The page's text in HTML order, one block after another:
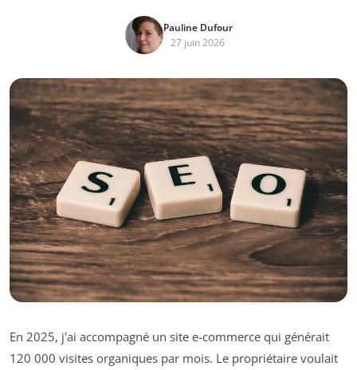
Pauline Dufour
27 juin 2026
En 2025, j'ai accompagné un site e-commerce qui générait
120 000 visites organiques par mois. Le propriétaire voulait